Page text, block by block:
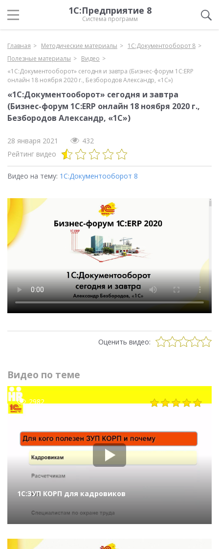
1С:Предприятие 8
Система программ
Главная Методические материалы
1С:Документооборот 8
Полезные материалы
Видео
«1С:Документооборот» сегодня и завтра (Бизнес-форум 1С:ERP
онлайн 18 ноября 2020 г., Безбородов Александр, «1С»)
«1С:Документооборот» сегодня и завтра
(Бизнес-форум 1С:ERP онлайн 18 ноября 2020 г.,
Безбородов Александр, «1С»)
28 января 2021
432
Рейтинг видео
Видео на тему: 1С:Документооборот 8
Оценить видео:
Видео по теме
2982
1С:ЗУП КОРП для кадровиков